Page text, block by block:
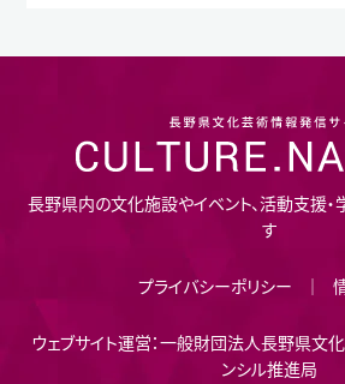
長野県内の文化施設やイベント、活動支援
す
プライバシーポリシー
ウェブサイト運営：一般財団法人長野県文
ンシル推進局